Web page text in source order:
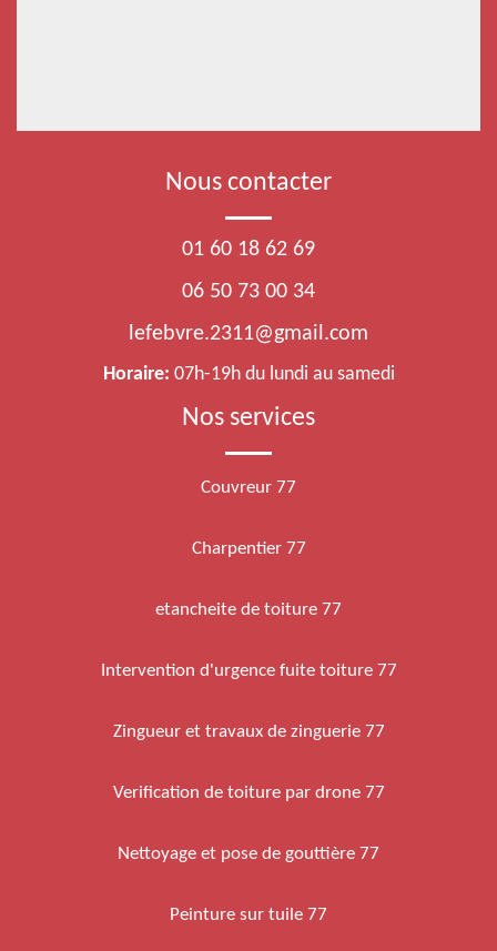
Nous contacter
01 60 18 62 69
06 50 73 00 34
lefebvre.2311@gmail.com
Horaire: 07h-19h du lundi au samedi
Nos services
Couvreur 77
Charpentier 77
etancheite de toiture 77
Intervention d'urgence fuite toiture 77
Zingueur et travaux de zinguerie 77
Verification de toiture par drone 77
Nettoyage et pose de gouttière 77
Peinture sur tuile 77